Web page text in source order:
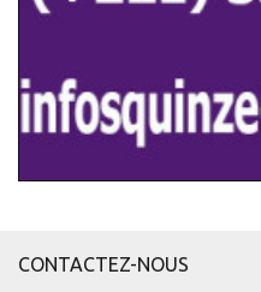
CONTACTEZ-NOUS